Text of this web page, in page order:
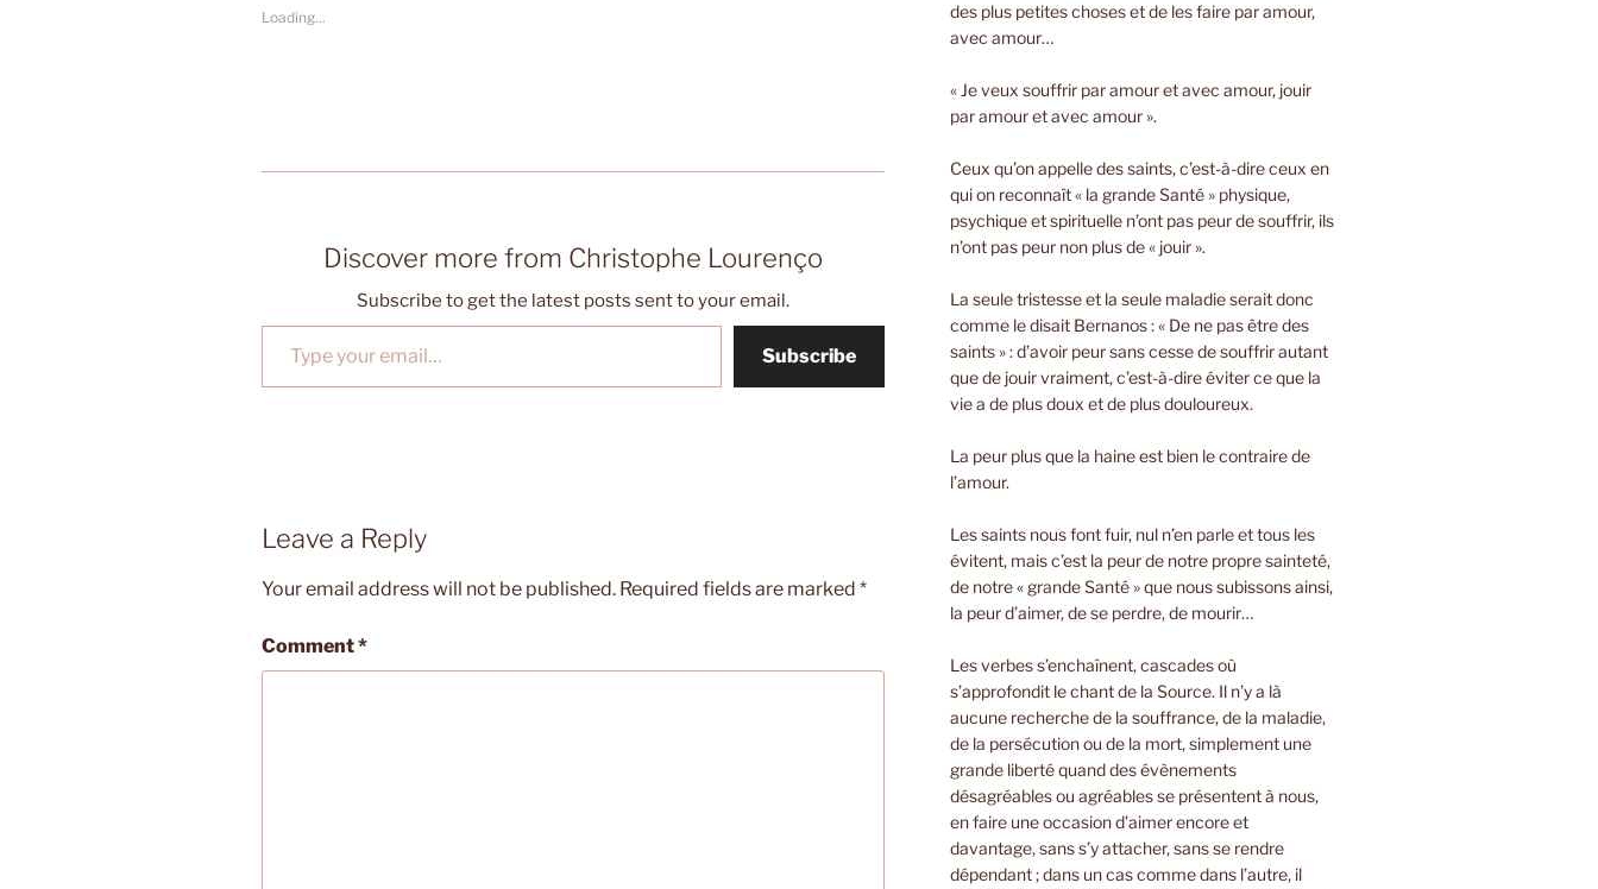
Loading...
Discover more from Christophe Lourenço
Subscribe to get the latest posts sent to your email.
Type your email…
Subscribe
Leave a Reply
Your email address will not be published. Required fields are marked *
Comment*
des plus petites choses et de les faire par amour,
avec amour…
« Je veux souffrir par amour et avec amour, jouir
par amour et avec amour ».
Ceux qu’on appelle des saints, c’est-à-dire ceux en
qui on reconnaît « la grande Santé » physique,
psychique et spirituelle n’ont pas peur de souffrir, ils
n’ont pas peur non plus de « jouir ».
La seule tristesse et la seule maladie serait donc
comme le disait Bernanos : « De ne pas être des
saints » : d’avoir peur sans cesse de souffrir autant
que de jouir vraiment, c’est-à-dire éviter ce que la
vie a de plus doux et de plus douloureux.
La peur plus que la haine est bien le contraire de
l’amour.
Les saints nous font fuir, nul n’en parle et tous les
évitent, mais c’est la peur de notre propre sainteté,
de notre « grande Santé » que nous subissons ainsi,
la peur d’aimer, de se perdre, de mourir…
Les verbes s’enchaînent, cascades où
s’approfondit le chant de la Source. Il n’y a là
aucune recherche de la souffrance, de la maladie,
de la persécution ou de la mort, simplement une
grande liberté quand des évènements
désagréables ou agréables se présentent à nous,
en faire une occasion d’aimer encore et
davantage, sans s’y attacher, sans se rendre
dépendant ; dans un cas comme dans l’autre, il